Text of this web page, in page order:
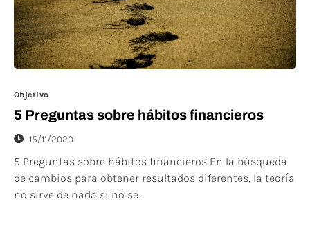
Objetivo
5 Preguntas sobre hábitos financieros
15/11/2020
5 Preguntas sobre hábitos financieros En la búsqueda
de cambios para obtener resultados diferentes, la teoría
no sirve de nada si no se...